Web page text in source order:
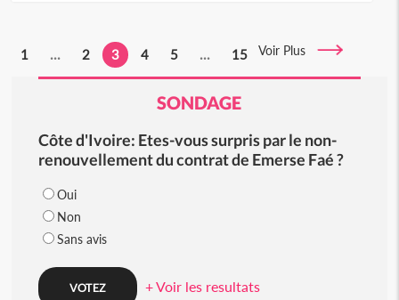
1 ... 2 3 4 5 ... 15 Voir Plus
SONDAGE
Côte d'Ivoire: Etes-vous surpris par le non-
renouvellement du contrat de Emerse Faé ?
Oui
Non
Sans avis
+ Voir les resultats